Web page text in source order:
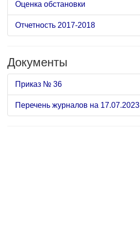
Оценка обстановки
Отчетность 2017-2018
Документы
Приказ № 36
Перечень журналов на 17.07.2023